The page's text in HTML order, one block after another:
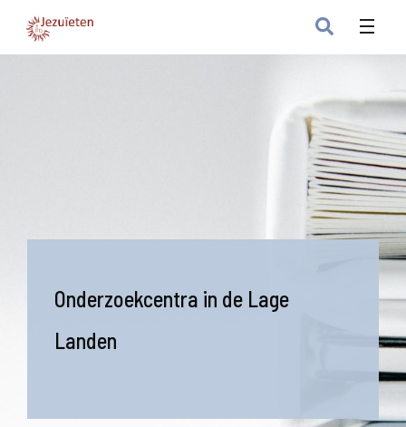
Onderzoekcentra in de Lage
Landen